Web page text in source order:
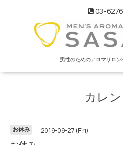
03-
男性のためのアロマサロン
カレ
お休み 2019-09-27 (Fri)